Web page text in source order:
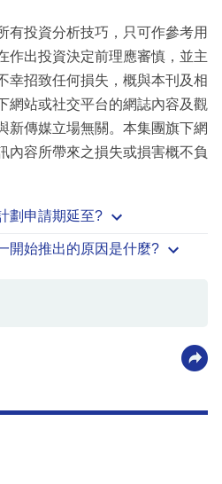
有投資分析技巧，只可作參考用
作出投資決定前理應審慎，並主
幸招致任何損失，概與本刊及相
網站或社交平台的網誌內容及觀
新傳媒立場無關。本集團旗下網
內容所帶來之損失或損害概不負
劃申請期延至?
開始推出的原因是什麼?